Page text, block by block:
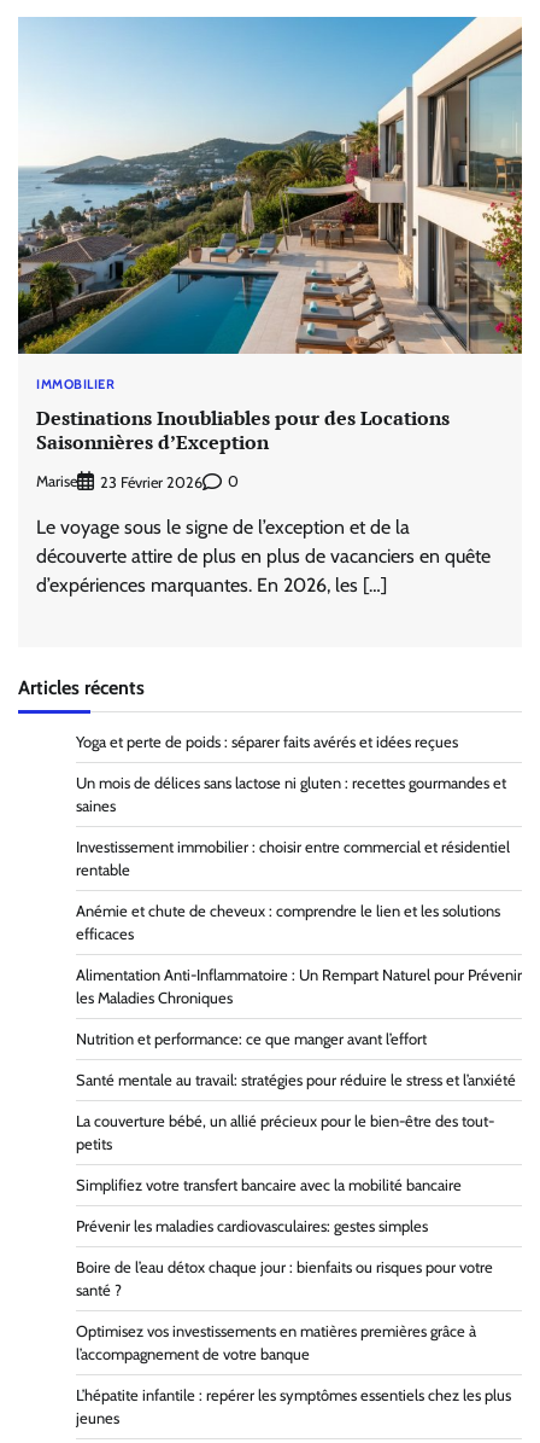
IMMOBILIER
Destinations Inoubliables pour des Locations
Saisonnières d’Exception
Marise 23 Février 2026 0
Le voyage sous le signe de l’exception et de la
découverte attire de plus en plus de vacanciers en quête
d’expériences marquantes. En 2026, les […]
Articles récents
Yoga et perte de poids : séparer faits avérés et idées reçues
Un mois de délices sans lactose ni gluten : recettes gourmandes et
saines
Investissement immobilier : choisir entre commercial et résidentiel
rentable
Anémie et chute de cheveux : comprendre le lien et les solutions
efficaces
Alimentation Anti-Inflammatoire : Un Rempart Naturel pour Prévenir
les Maladies Chroniques
Nutrition et performance: ce que manger avant l’effort
Santé mentale au travail: stratégies pour réduire le stress et l’anxiété
La couverture bébé, un allié précieux pour le bien-être des tout-
petits
Simplifiez votre transfert bancaire avec la mobilité bancaire
Prévenir les maladies cardiovasculaires: gestes simples
Boire de l’eau détox chaque jour : bienfaits ou risques pour votre
santé ?
Optimisez vos investissements en matières premières grâce à
l’accompagnement de votre banque
L’hépatite infantile : repérer les symptômes essentiels chez les plus
jeunes